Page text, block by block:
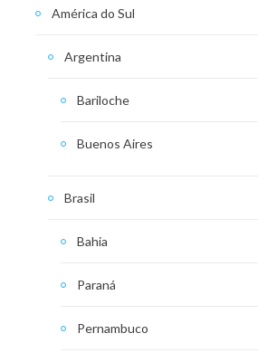
América do Sul
Argentina
Bariloche
Buenos Aires
Brasil
Bahia
Paraná
Pernambuco